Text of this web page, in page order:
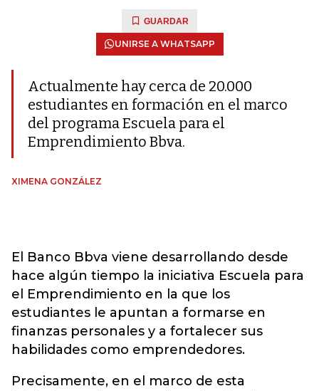
GUARDAR
UNIRSE A WHATSAPP
Actualmente hay cerca de 20.000
estudiantes en formación en el marco
del programa Escuela para el
Emprendimiento Bbva.
XIMENA GONZÁLEZ
El Banco Bbva viene desarrollando desde
hace algún tiempo la iniciativa Escuela para
el Emprendimiento en la que los
estudiantes le apuntan a formarse en
finanzas personales y a fortalecer sus
habilidades como emprendedores.
Precisamente, en el marco de esta